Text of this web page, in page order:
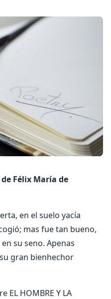
de Félix María de
en el suelo yacía
mas fue tan bueno,
su seno. Apenas
gran bienhechor
EL HOMBRE Y LA